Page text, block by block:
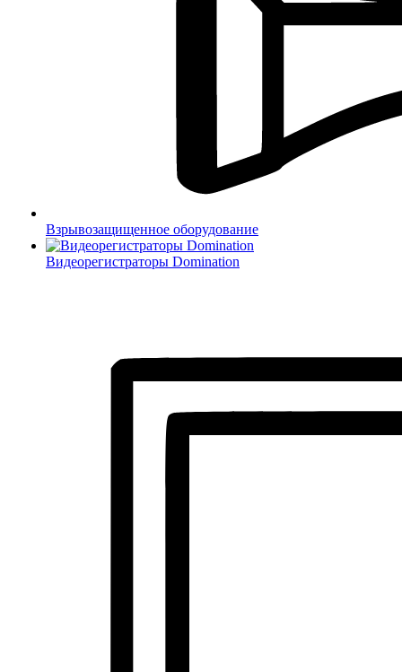
Взрывозащищенное оборудование
Видеорегистраторы Domination